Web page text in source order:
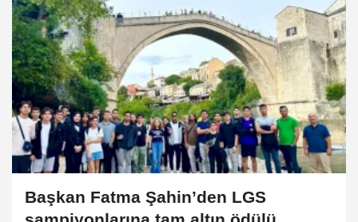
Başkan Fatma Şahin’den LGS